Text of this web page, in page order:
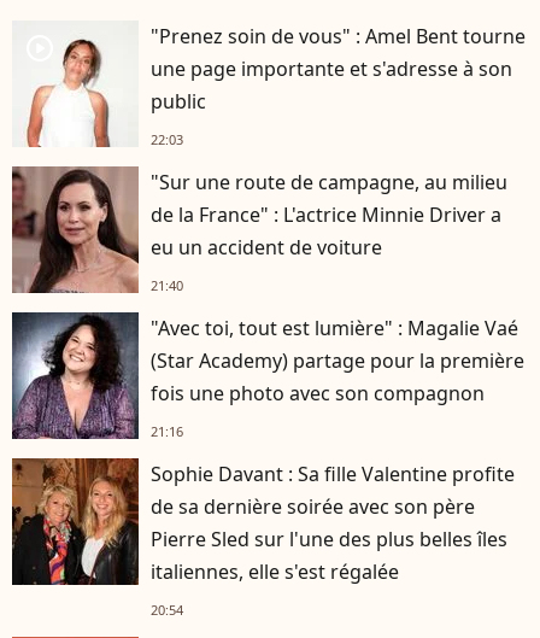
"Prenez soin de vous" : Amel Bent tourne
une page importante et s'adresse à son
public
22:03
"Sur une route de campagne, au milieu
de la France" : L'actrice Minnie Driver a
eu un accident de voiture
21:40
"Avec toi, tout est lumière" : Magalie Vaé
(Star Academy) partage pour la première
fois une photo avec son compagnon
21:16
Sophie Davant : Sa fille Valentine profite
de sa dernière soirée avec son père
Pierre Sled sur l'une des plus belles îles
italiennes, elle s'est régalée
20:54